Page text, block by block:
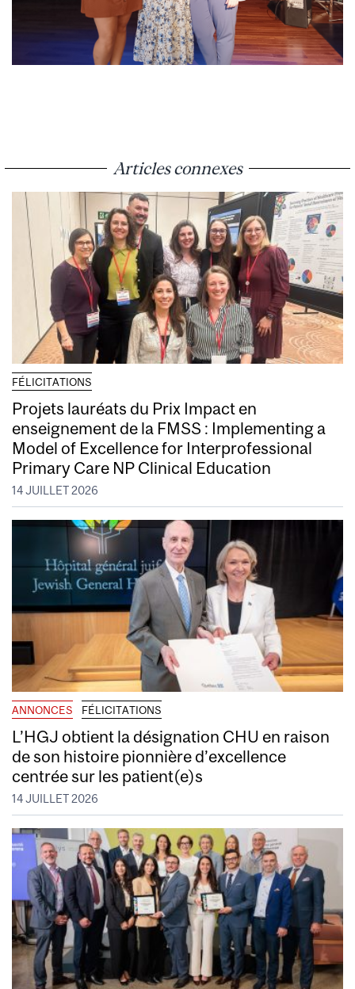
Articles connexes
FÉLICITATIONS
Projets lauréats du Prix Impact en
enseignement de la FMSS : Implementing a
Model of Excellence for Interprofessional
Primary Care NP Clinical Education
14 JUILLET 2026
ANNONCES FÉLICITATIONS
L’HGJ obtient la désignation CHU en raison
de son histoire pionnière d’excellence
centrée sur les patient(e)s
14 JUILLET 2026